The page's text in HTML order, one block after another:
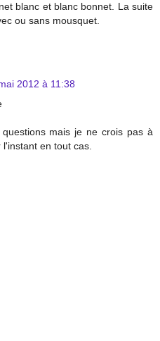
blanc et blanc bonnet. La suite
ou sans mousquet.
2012 à 11:38
mais je ne crois pas à
en tout cas.